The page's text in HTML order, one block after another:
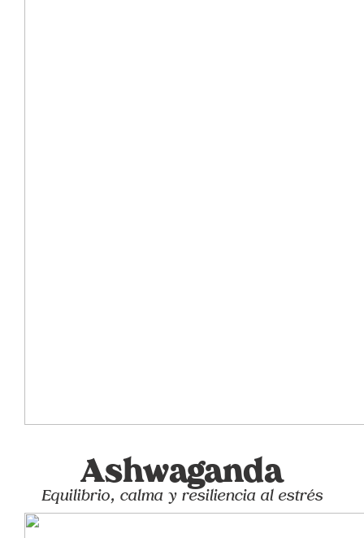
Ashwaganda
Equilibrio, calma y resiliencia al estrés